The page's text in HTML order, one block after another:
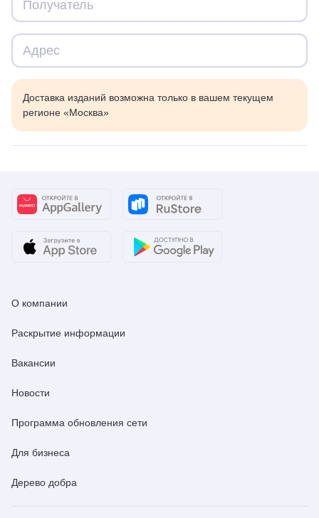
Доставка изданий возможна только в вашем текущем
регионе «Москва»
О компании
Раскрытие информации
Вакансии
Новости
Программа обновления сети
Для бизнеса
Дерево добра